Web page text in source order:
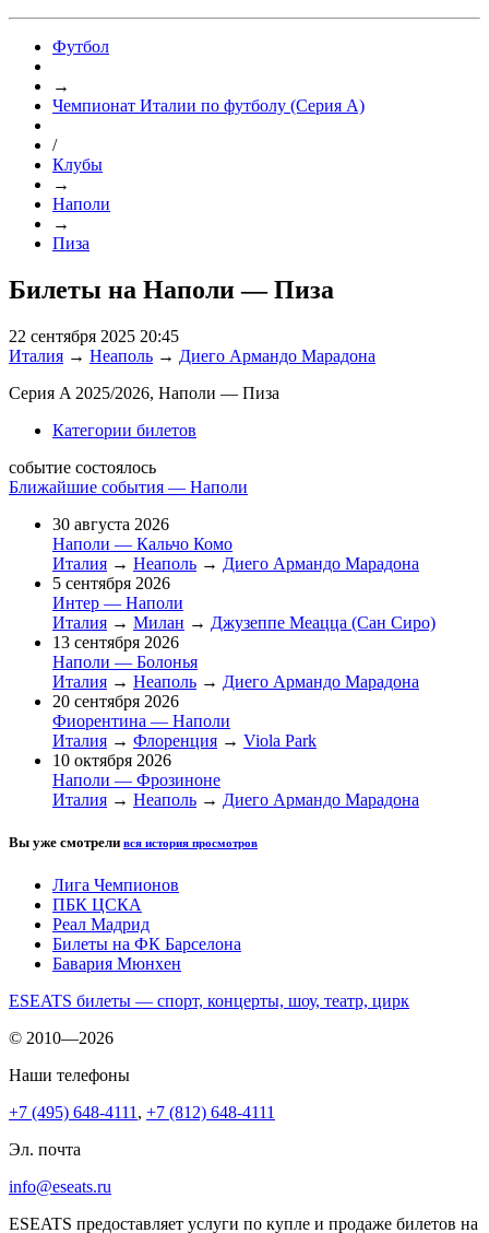
Футбол
→
Чемпионат Италии по футболу (Серия А)
/
Клубы
→
Наполи
→
Пиза
Билеты на Наполи — Пиза
22 сентября 2025 20:45
Италия → Неаполь → Диего Армандо Марадона
Серия A 2025/2026, Наполи — Пиза
Категории билетов
событие состоялось
Ближайшие события — Наполи
30 августа 2026
Наполи — Кальчо Комо
Италия → Неаполь → Диего Армандо Марадона
5 сентября 2026
Интер — Наполи
Италия → Милан → Джузеппе Меацца (Сан Сиро)
13 сентября 2026
Наполи — Болонья
Италия → Неаполь → Диего Армандо Марадона
20 сентября 2026
Фиорентина — Наполи
Италия → Флоренция → Viola Park
10 октября 2026
Наполи — Фрозиноне
Италия → Неаполь → Диего Армандо Марадона
Вы уже смотрели вся история просмотров
Лига Чемпионов
ПБК ЦСКА
Реал Мадрид
Билеты на ФК Барселона
Бавария Мюнхен
ESEATS билеты — спорт, концерты, шоу, театр, цирк
© 2010—2026
Наши телефоны
+7 (495) 648-4111 , +7 (812) 648-4111
Эл. почта
info@eseats.ru
ESEATS предоставляет услуги по купле и продаже билетов на